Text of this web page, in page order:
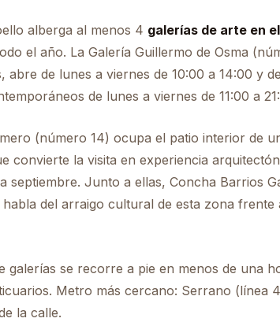
alberga al menos 4 galerías de arte en
el año. La Galería Guillermo de Osma
abre de lunes a viernes de 10:00 a 14:00 y
de lunes a viernes de 11:00 a
(número 14) ocupa el patio interior de
convierte la visita en experiencia
septiembre. Junto a ellas, Concha Barrios
del arraigo cultural de esta zona
galerías se recorre a pie en menos de una
Metro más cercano: Serrano (línea
la calle.